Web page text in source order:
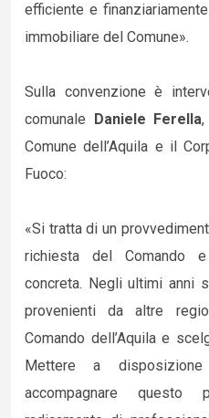
efficiente e
immobiliare del Comune».
Sulla convenzione è
comunale Daniele Ferella
Comune dell’Aquila e il
Fuoco:
«Si tratta di un
richiesta del Comando
concreta. Negli ultimi anni
provenienti da altre
Comando dell’Aquila e
Mettere a
accompagnare